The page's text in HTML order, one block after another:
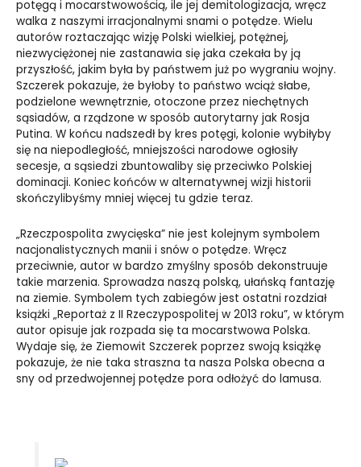
potęgą i mocarstwowością, ile jej demitologizacja, wręcz
walka z naszymi irracjonalnymi snami o potędze. Wielu
autorów roztaczając wizję Polski wielkiej, potężnej,
niezwyciężonej nie zastanawia się jaka czekała by ją
przyszłość, jakim była by państwem już po wygraniu wojny.
Szczerek pokazuje, że byłoby to państwo wciąż słabe,
podzielone wewnętrznie, otoczone przez niechętnych
sąsiadów, a rządzone w sposób autorytarny jak Rosja
Putina. W końcu nadszedł by kres potęgi, kolonie wybiłyby
się na niepodległość, mniejszości narodowe ogłosiły
secesje, a sąsiedzi zbuntowaliby się przeciwko Polskiej
dominacji. Koniec końców w alternatywnej wizji historii
skończylibyśmy mniej więcej tu gdzie teraz.
„Rzeczpospolita zwycięska” nie jest kolejnym symbolem
nacjonalistycznych manii i snów o potędze. Wręcz
przeciwnie, autor w bardzo zmyślny sposób dekonstruuje
takie marzenia. Sprowadza naszą polską, ułańską fantazję
na ziemie. Symbolem tych zabiegów jest ostatni rozdział
książki „Reportaż z II Rzeczypospolitej w 2013 roku”, w którym
autor opisuje jak rozpada się ta mocarstwowa Polska.
Wydaje się, że Ziemowit Szczerek poprzez swoją książkę
pokazuje, że nie taka straszna ta nasza Polska obecna a
sny od przedwojennej potędze pora odłożyć do lamusa.